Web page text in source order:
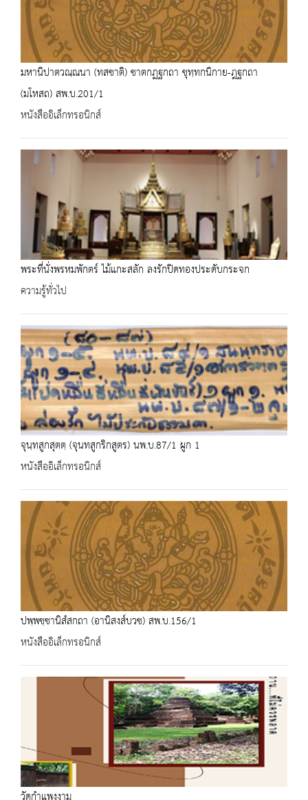
มหานิปาตวณฺณนา (ทสชาติ) ชาตกฏฐกถา ขุทฺทกนิกาย-ฎฐกถา
(มโหสถ) สพ.บ.201/1
หนังสืออิเล็กทรอนิกส์
พระที่นั่งพรหมพักตร์ ไม้แกะสลัก ลงรักปิดทองประดับกระจก
ความรู้ทั่วไป
จุนฺทสูกสุตตฺ (จุนทสูกริกสูตร) นพ.บ.87/1 ผูก 1
หนังสืออิเล็กทรอนิกส์
ปพฺพชฺชานิสํสกถา (อานิสงส์บวช) สพ.บ.156/1
หนังสืออิเล็กทรอนิกส์